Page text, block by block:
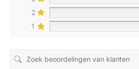
2
1